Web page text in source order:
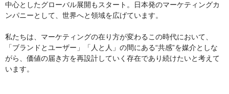
中心としたグローバル展開もスタート。日本発のマーケティングカ
ンパニーとして、世界へと領域を広げています。
私たちは、マーケティングの在り方が変わるこの時代において、
「ブランドとユーザー」「人と人」の間にある“共感”を媒介としな
がら、価値の届き方を再設計していく存在であり続けたいと考えて
います。